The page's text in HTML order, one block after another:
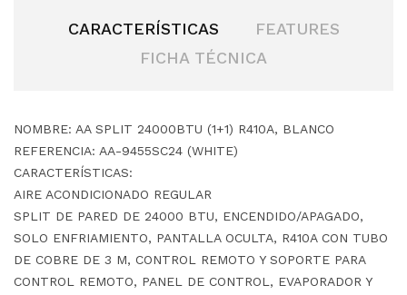
CARACTERÍSTICAS
FEATURES
FICHA TÉCNICA
NOMBRE: AA SPLIT 24000BTU (1+1) R410A, BLANCO
REFERENCIA: AA-9455SC24 (WHITE)
CARACTERÍSTICAS:
AIRE ACONDICIONADO REGULAR
SPLIT DE PARED DE 24000 BTU, ENCENDIDO/APAGADO,
SOLO ENFRIAMIENTO, PANTALLA OCULTA, R410A CON TUBO
DE COBRE DE 3 M, CONTROL REMOTO Y SOPORTE PARA
CONTROL REMOTO, PANEL DE CONTROL, EVAPORADOR Y